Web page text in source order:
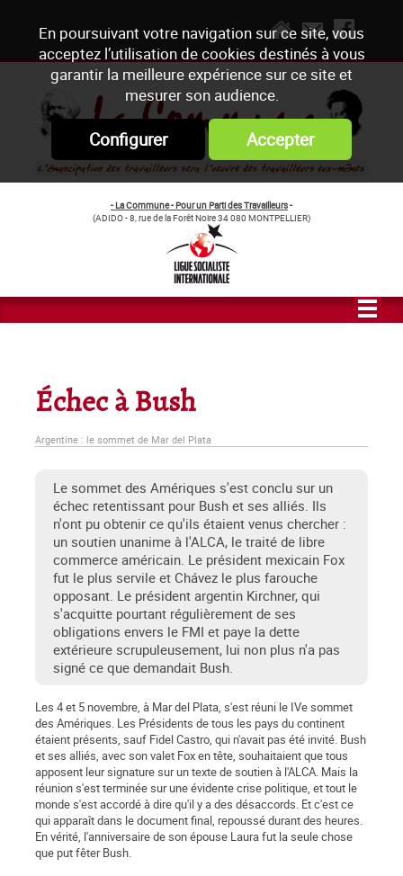
En poursuivant votre navigation sur ce site, vous
acceptez l’utilisation de cookies destinés à vous
garantir la meilleure expérience sur ce site et
mesurer son audience.
Configurer Accepter
- La Commune - Pour un Parti des Travailleurs-
(ADIDO - 8, rue de la Forêt Noire 34 080 MONTPELLIER)
Échec à Bush
Argentine : le sommet de Mar del Plata
Le sommet des Amériques s'est conclu sur un
échec retentissant pour Bush et ses alliés. Ils
n'ont pu obtenir ce qu'ils étaient venus chercher :
un soutien unanime à l'ALCA, le traité de libre
commerce américain. Le président mexicain Fox
fut le plus servile et Chávez le plus farouche
opposant. Le président argentin Kirchner, qui
s'acquitte pourtant régulièrement de ses
obligations envers le FMI et paye la dette
extérieure scrupuleusement, lui non plus n'a pas
signé ce que demandait Bush.
Les 4 et 5 novembre, à Mar del Plata, s'est réuni le IVe sommet
des Amériques. Les Présidents de tous les pays du continent
étaient présents, sauf Fidel Castro, qui n'avait pas été invité. Bush
et ses alliés, avec son valet Fox en tête, souhaitaient que tous
apposent leur signature sur un texte de soutien à l'ALCA. Mais la
réunion s'est terminée sur une évidente crise politique, et tout le
monde s'est accordé à dire qu'il y a des désaccords. Et c'est ce
qui apparaît dans le document final, repoussé durant des heures.
En vérité, l'anniversaire de son épouse Laura fut la seule chose
que put fêter Bush.